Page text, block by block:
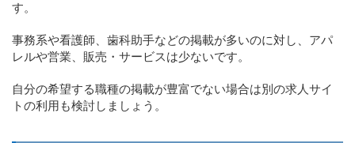
す。
事務系や看護師、歯科助手などの掲載が多いのに対し、アパ
レルや営業、販売・サービスは少ないです。
自分の希望する職種の掲載が豊富でない場合は別の求人サイ
トの利用も検討しましょう。